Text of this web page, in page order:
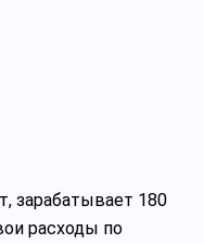
зарабатывает 180
расходы по